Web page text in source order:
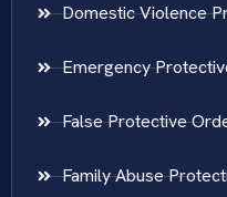
Domestic Violence
Emergency
False Protective
Family Abuse